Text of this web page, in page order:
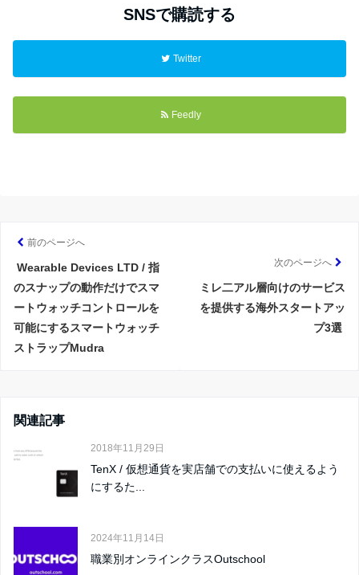
SNSで購読する
Twitter
Feedly
前のページへ
Wearable Devices LTD / 指
のスナップの動作だけでスマ
ートウォッチコントロールを
可能にするスマートウォッチ
ストラップMudra
次のページへ
ミレ二アル層向けのサービス
を提供する海外スタートアッ
プ3選
関連記事
2018年11月29日
TenX / 仮想通貨を実店舗での支払いに使えるよう
にするた...
2024年11月14日
職業別オンラインクラスOutschool